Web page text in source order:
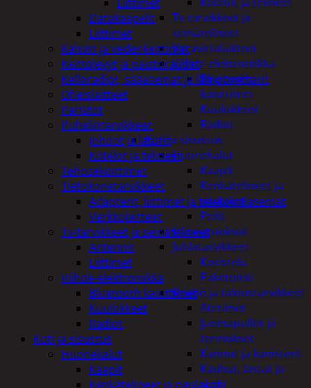
Tv-tarvikkeet ja
seinätelineet
Varavirtalaitteet
Viihde-elektroniikka
Bluetooth
kaiuttimet
Kuulokkeet
Radiot
Koti ja sisustus
Huonekalut
Kaapit
Kenkätelineet ja
naulakot
Peilit
Huonetuoksut
Juhlatarvikkeet
Koristelu
Paketointi
Keittiö ja taloustarvikkeet
Aterimet
Juomapullot ja
termokset
Kannut ja kanisterit
Kauhat, lastat ja
sudit
Datakaapelit
Liittimet
Kahvin ja vedenkeittimet
Keittolevyt ja paistoraudat
Kelloradiot, sääasemat ja lämpömittarit
Oheislaitteet
Paristot
Puhelintarvikkeet
Johdot ja laturit
Kotelot ja telineet
Tehosekoittimet
Tietokonetarvikkeet
Adapterit, liittimet ja telakointiasemat
Verkkolaitteet
Tv-tarvikkeet ja seinätelineet
Antennit
Liittimet
Viihde-elektroniikka
Bluetooth kaiuttimet
Kuulokkeet
Radiot
Koti ja sisustus
Huonekalut
Kaapit
Kenkätelineet ja naulakot